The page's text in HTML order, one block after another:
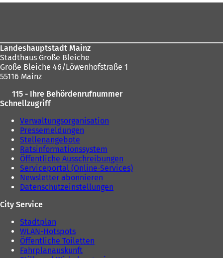
hier:
Landeshauptstadt Mainz
Stadthaus Große Bleiche
Große Bleiche 46/Löwenhofstraße 1
55116 Mainz
115 - Ihre Behördenrufnummer
Schnellzugriff
Verwaltungsorganisation
Pressemeldungen
Stellenangebote
Ratsinformationssystem
Öffentliche Ausschreibungen
Serviceportal (Online-Services)
Newsletter abonnieren
Datenschutzeinstellungen
City Service
Stadtplan
WLAN-Hotspots
Öffentliche Toiletten
Fahrplanauskunft